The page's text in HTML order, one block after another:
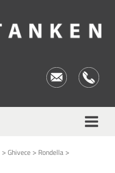
>Ghivece > Rondella >